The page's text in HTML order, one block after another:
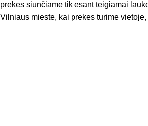
prekes siunčiame tik esant teigiamai
Vilniaus mieste, kai prekes turime